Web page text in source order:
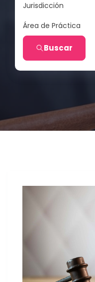
Jurisdicción
Área de Práctica
Buscar